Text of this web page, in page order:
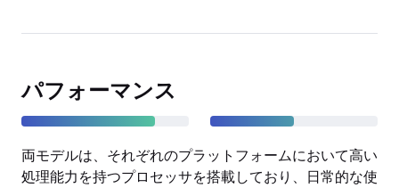
パフォーマンス
両モデルは、それぞれのプラットフォームにおいて高い
処理能力を持つプロセッサを搭載しており、日常的な使